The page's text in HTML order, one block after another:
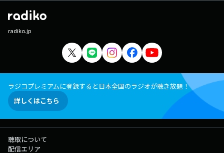
ー」
radiko.jp
ラジコプレミアムに登録すると日本全国のラジオが聴き放題！
詳しくはこちら
聴取について
配信エリア